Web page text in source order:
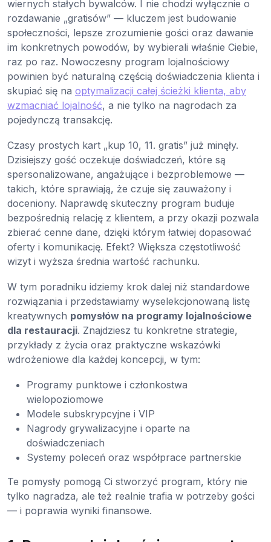
wiernych stałych bywalców. I nie chodzi wyłącznie o
rozdawanie „gratisów” — kluczem jest budowanie
społeczności, lepsze zrozumienie gości oraz dawanie
im konkretnych powodów, by wybierali właśnie Ciebie,
raz po raz. Nowoczesny program lojalnościowy
powinien być naturalną częścią doświadczenia klienta i
skupiać się na optymalizacji całej ścieżki klienta, aby
wzmacniać lojalność, a nie tylko na nagrodach za
pojedynczą transakcję.
Czasy prostych kart „kup 10, 11. gratis” już minęły.
Dzisiejszy gość oczekuje doświadczeń, które są
spersonalizowane, angażujące i bezproblemowe —
takich, które sprawiają, że czuje się zauważony i
doceniony. Naprawdę skuteczny program buduje
bezpośrednią relację z klientem, a przy okazji pozwala
zbierać cenne dane, dzięki którym łatwiej dopasować
oferty i komunikację. Efekt? Większa częstotliwość
wizyt i wyższa średnia wartość rachunku.
W tym poradniku idziemy krok dalej niż standardowe
rozwiązania i przedstawiamy wyselekcjonowaną listę
kreatywnych pomysłów na programy lojalnościowe
dla restauracji. Znajdziesz tu konkretne strategie,
przykłady z życia oraz praktyczne wskazówki
wdrożeniowe dla każdej koncepcji, w tym:
Programy punktowe i członkostwa
wielopoziomowe
Modele subskrypcyjne i VIP
Nagrody grywalizacyjne i oparte na
doświadczeniach
Systemy poleceń oraz współprace partnerskie
Te pomysły pomogą Ci stworzyć program, który nie
tylko nagradza, ale też realnie trafia w potrzeby gości
— i poprawia wyniki finansowe.